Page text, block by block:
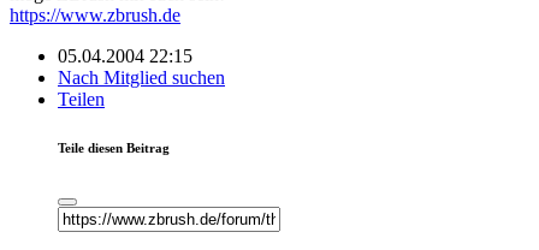
https://www.zbrush.de
05.04.2004 22:15
Nach Mitglied suchen
Teilen
Teile diesen Beitrag